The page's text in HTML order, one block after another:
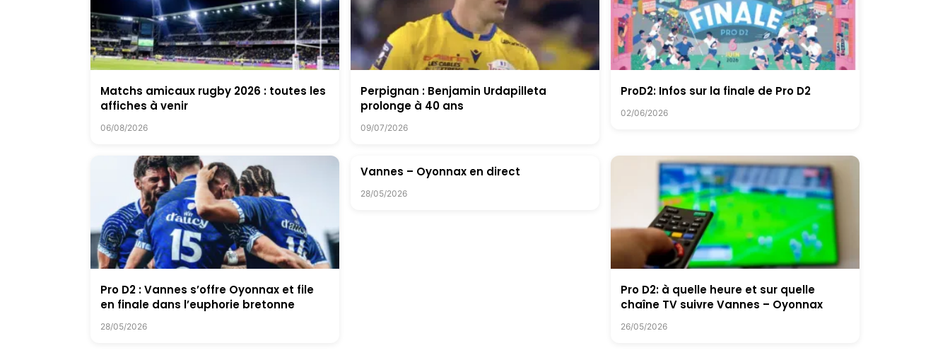
Matchs amicaux rugby 2026 : toutes les
affiches à venir
06/08/2026
Perpignan : Benjamin Urdapilleta
prolonge à 40 ans
09/07/2026
ProD2: Infos sur la finale de Pro D2
02/06/2026
Pro D2 : Vannes s’offre Oyonnax et file
en finale dans l’euphorie bretonne
28/05/2026
Vannes – Oyonnax en direct
28/05/2026
Pro D2: à quelle heure et sur quelle
chaîne TV suivre Vannes – Oyonnax
26/05/2026